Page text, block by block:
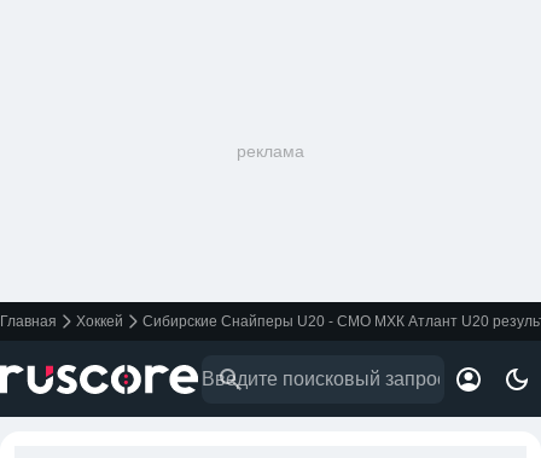
реклама
Главная Хоккей Сибирские Снайперы U20 - СМО МХК Атлант U20